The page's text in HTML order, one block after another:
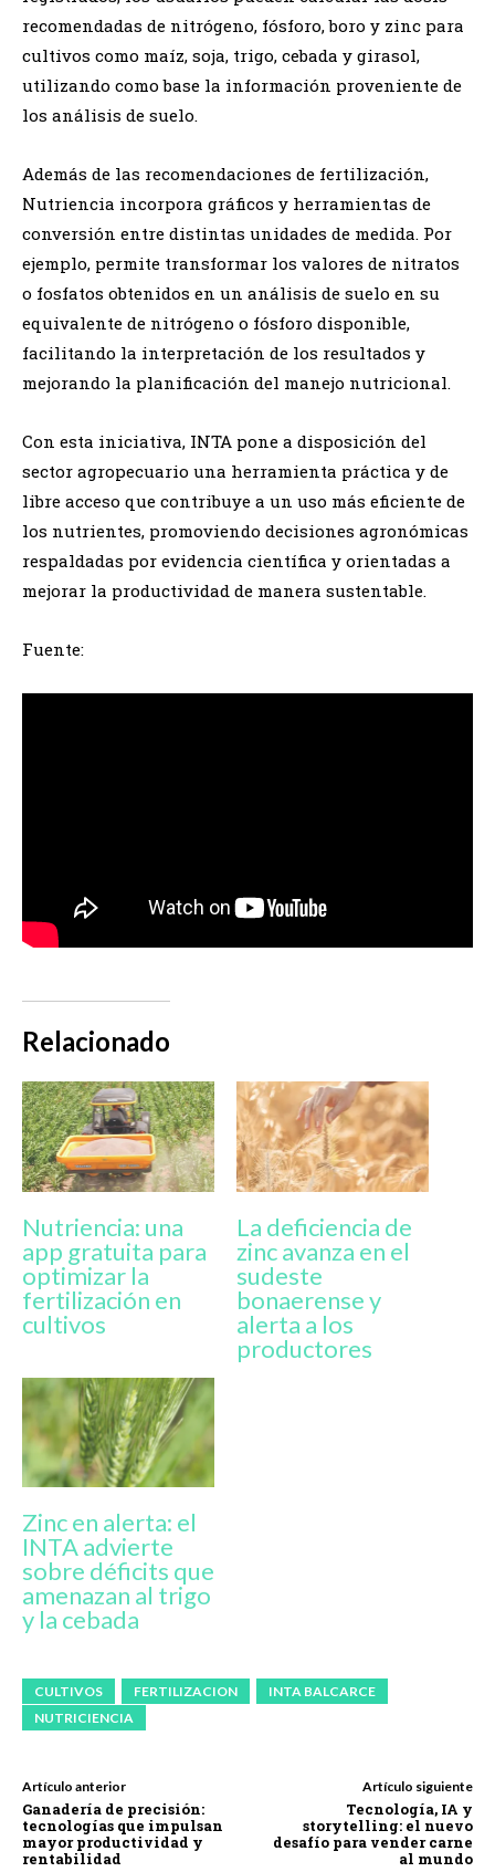
recomendadas de nitrógeno, fósforo, boro y zinc para
cultivos como maíz, soja, trigo, cebada y girasol,
utilizando como base la información proveniente de
los análisis de suelo.
Además de las recomendaciones de fertilización,
Nutriencia incorpora gráficos y herramientas de
conversión entre distintas unidades de medida. Por
ejemplo, permite transformar los valores de nitratos
o fosfatos obtenidos en un análisis de suelo en su
equivalente de nitrógeno o fósforo disponible,
facilitando la interpretación de los resultados y
mejorando la planificación del manejo nutricional.
Con esta iniciativa, INTA pone a disposición del
sector agropecuario una herramienta práctica y de
libre acceso que contribuye a un uso más eficiente de
los nutrientes, promoviendo decisiones agronómicas
respaldadas por evidencia científica y orientadas a
mejorar la productividad de manera sustentable.
Fuente:
Relacionado
Nutriencia: una
app gratuita para
optimizar la
fertilización en
cultivos
La deficiencia de
zinc avanza en el
sudeste
bonaerense y
alerta a los
productores
Zinc en alerta: el
INTA advierte
sobre déficits que
amenazan al trigo
y la cebada
CULTIVOS FERTILIZACION
INTA BALCARCE
NUTRICIENCIA
Artículo anterior
Ganadería de precisión:
tecnologías que impulsan
mayor productividad y
rentabilidad
Artículo siguiente
Tecnología, IA y
storytelling: el nuevo
desafío para vender carne
al mundo